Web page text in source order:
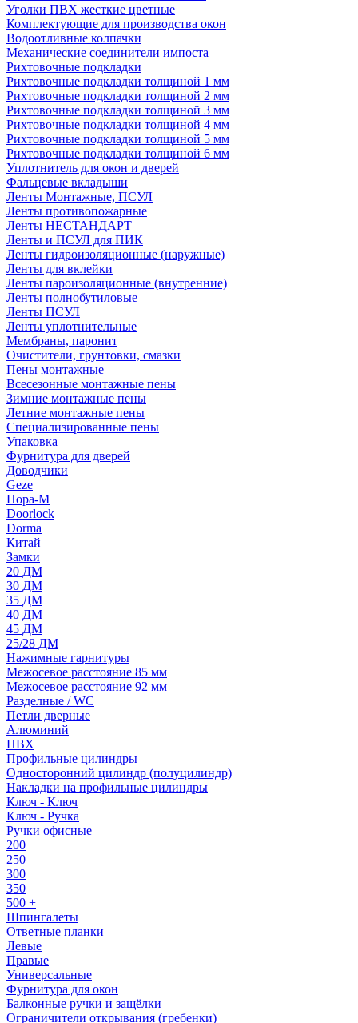
Уголки ПВХ жесткие цветные
Комплектующие для производства окон
Водоотливные колпачки
Механические соединители импоста
Рихтовочные подкладки
Рихтовочные подкладки толщиной 1 мм
Рихтовочные подкладки толщиной 2 мм
Рихтовочные подкладки толщиной 3 мм
Рихтовочные подкладки толщиной 4 мм
Рихтовочные подкладки толщиной 5 мм
Рихтовочные подкладки толщиной 6 мм
Уплотнитель для окон и дверей
Фальцевые вкладыши
Ленты Монтажные, ПСУЛ
Ленты противопожарные
Ленты НЕСТАНДАРТ
Ленты и ПСУЛ для ПИК
Ленты гидроизоляционные (наружные)
Ленты для вклейки
Ленты пароизоляционные (внутренние)
Ленты полнобутиловые
Ленты ПСУЛ
Ленты уплотнительные
Мембраны, паронит
Очистители, грунтовки, смазки
Пены монтажные
Всесезонные монтажные пены
Зимние монтажные пены
Летние монтажные пены
Специализированные пены
Упаковка
Фурнитура для дверей
Доводчики
Geze
Нора-М
Doorlock
Dorma
Китай
Замки
20 ДМ
30 ДМ
35 ДМ
40 ДМ
45 ДМ
25/28 ДМ
Нажимные гарнитуры
Межосевое расстояние 85 мм
Межосевое расстояние 92 мм
Разделные / WC
Петли дверные
Алюминий
ПВХ
Профильные цилиндры
Односторонний цилиндр (полуцилиндр)
Накладки на профильные цилиндры
Ключ - Ключ
Ключ - Ручка
Ручки офисные
200
250
300
350
500 +
Шпингалеты
Ответные планки
Левые
Правые
Универсальные
Фурнитура для окон
Балконные ручки и защёлки
Ограничители открывания (гребенки)